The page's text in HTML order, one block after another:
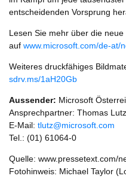
entscheidenden Vorsprung
Lesen Sie mehr über die
auf www.microsoft.com/de-at/
Weiteres druckfähiges
sdrv.ms/1aH20Gb
Aussender: Microsoft
Ansprechpartner: Thomas Lutz
E-Mail: tlutz@microsoft.com
Tel.: (01) 61064-0
Quelle: www.pressetext.com/
Fotohinweis: Michael Taylor